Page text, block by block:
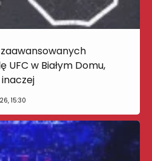
w Białym Domu,
15:30